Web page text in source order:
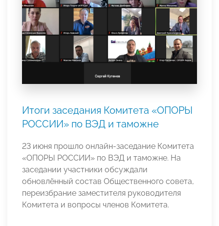
Итоги заседания Комитета «ОПОРЫ
РОССИИ» по ВЭД и таможне
23 июня прошло онлайн-заседание Комитета
«ОПОРЫ РОССИИ» по ВЭД и таможне. На
заседании участники обсуждали
обновлённый состав Общественного совета,
переизбрание заместителя руководителя
Комитета и вопросы членов Комитета.